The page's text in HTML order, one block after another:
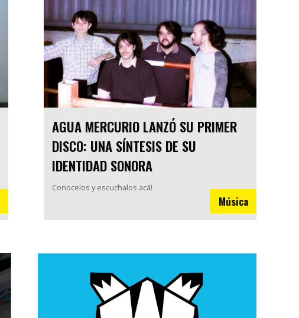
AGUA MERCURIO LANZÓ SU PRIMER
DISCO: UNA SÍNTESIS DE SU
IDENTIDAD SONORA
Conocelos y escuchalos acá!
Música